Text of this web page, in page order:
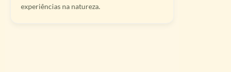
experiências na natureza.